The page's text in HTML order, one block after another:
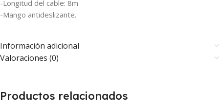
-Longitud del cable: 8m
-Mango antideslizante.
Información adicional
Valoraciones (0)
Productos relacionados